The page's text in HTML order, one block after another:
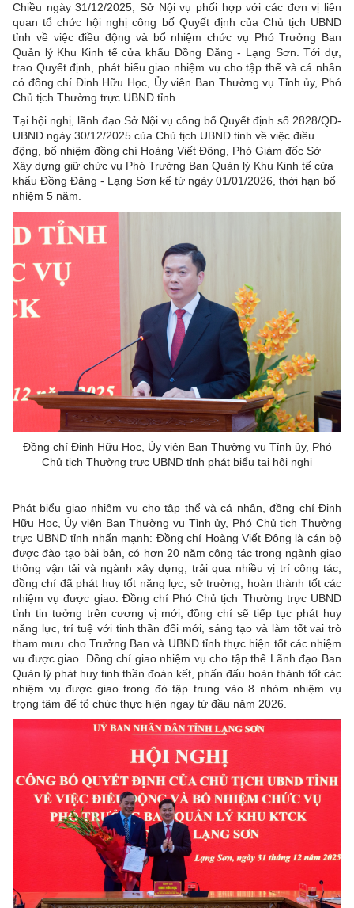
Chiều ngày 31/12/2025, Sở Nội vụ phối hợp với các đơn vị liên
quan tổ chức hội nghị công bố Quyết định của Chủ tịch UBND
tỉnh về việc điều động và bổ nhiệm chức vụ Phó Trưởng Ban
Quản lý Khu Kinh tế cửa khẩu Đồng Đăng - Lạng Sơn. Tới dự,
trao Quyết định, phát biểu giao nhiệm vụ cho tập thể và cá nhân
có đồng chí Đinh Hữu Học, Ủy viên Ban Thường vụ Tỉnh ủy, Phó
Chủ tịch Thường trực UBND tỉnh.
Tại hội nghị, lãnh đạo Sở Nội vụ công bố Quyết định số 2828/QĐ-
UBND ngày 30/12/2025 của Chủ tịch UBND tỉnh về việc điều
động, bổ nhiệm đồng chí Hoàng Viết Đông, Phó Giám đốc Sở
Xây dựng giữ chức vụ Phó Trưởng Ban Quản lý Khu Kinh tế cửa
khẩu Đồng Đăng - Lạng Sơn kể từ ngày 01/01/2026, thời hạn bổ
nhiệm 5 năm.
Đồng chí Đinh Hữu Học, Ủy viên Ban Thường vụ Tỉnh ủy, Phó
Chủ tịch Thường trực UBND tỉnh phát biểu tại hội nghị
Phát biểu giao nhiệm vụ cho tập thể và cá nhân, đồng chí Đinh
Hữu Học, Ủy viên Ban Thường vụ Tỉnh ủy, Phó Chủ tịch Thường
trực UBND tỉnh nhấn mạnh: Đồng chí Hoàng Viết Đông là cán bộ
được đào tạo bài bản, có hơn 20 năm công tác trong ngành giao
thông vận tải và ngành xây dựng, trải qua nhiều vị trí công tác,
đồng chí đã phát huy tốt năng lực, sở trường, hoàn thành tốt các
nhiệm vụ được giao. Đồng chí Phó Chủ tịch Thường trực UBND
tỉnh tin tưởng trên cương vị mới, đồng chí sẽ tiếp tục phát huy
năng lực, trí tuệ với tinh thần đổi mới, sáng tạo và làm tốt vai trò
tham mưu cho Trưởng Ban và UBND tỉnh thực hiện tốt các nhiệm
vụ được giao. Đồng chí giao nhiệm vụ cho tập thể Lãnh đạo Ban
Quản lý phát huy tinh thần đoàn kết, phấn đấu hoàn thành tốt các
nhiệm vụ được giao trong đó tập trung vào 8 nhóm nhiệm vụ
trọng tâm để tổ chức thực hiện ngay từ đầu năm 2026.